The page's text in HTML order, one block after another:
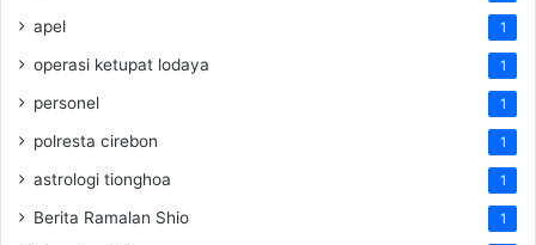
apel 1
operasi ketupat lodaya 1
personel 1
polresta cirebon 1
astrologi tionghoa 1
Berita Ramalan Shio 1